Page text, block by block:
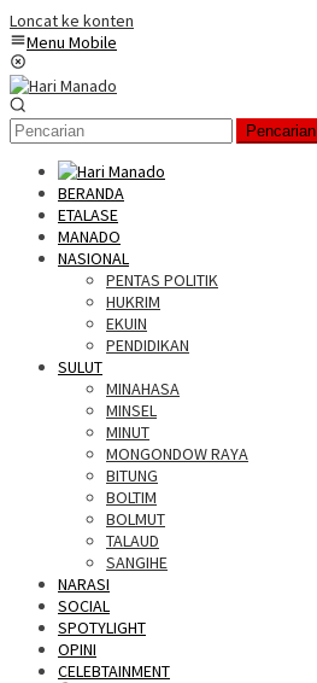
Loncat ke konten
Menu Mobile
Pencarian
BERANDA
ETALASE
MANADO
NASIONAL
PENTAS POLITIK
HUKRIM
EKUIN
PENDIDIKAN
SULUT
MINAHASA
MINSEL
MINUT
MONGONDOW RAYA
BITUNG
BOLTIM
BOLMUT
TALAUD
SANGIHE
NARASI
SOCIAL
SPOTYLIGHT
OPINI
CELEBTAINMENT